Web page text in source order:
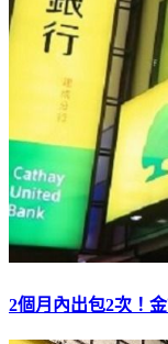
2個月內出包2次！